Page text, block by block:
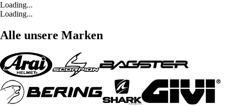
Loading...
Loading...
Alle unsere Marken